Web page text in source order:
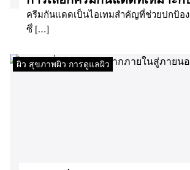
ครีมกันแดดเป็นไอเทมสำคัญที่ช่วยปกป้อง
ซึ่ […]
ผิว สุขภาพผิว การดูแลผิว